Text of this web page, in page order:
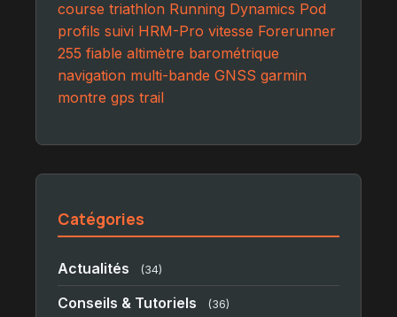
course triathlon Running Dynamics Pod
profils suivi HRM-Pro vitesse Forerunner
255 fiable altimètre barométrique
navigation multi-bande GNSS garmin
montre gps trail
Catégories
Actualités (34)
Conseils & Tutoriels (36)